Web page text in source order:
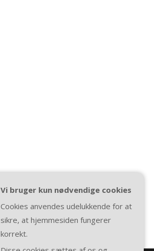
Vi bruger kun nødvendige cookies
Cookies anvendes udelukkende for at
sikre, at hjemmesiden fungerer
korrekt.